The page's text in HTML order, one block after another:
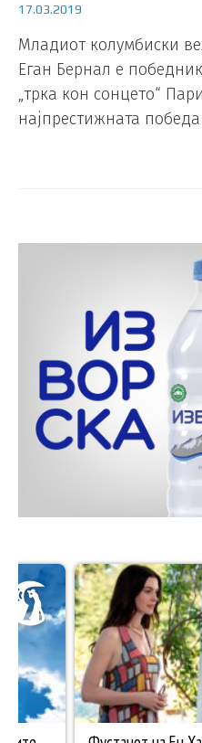
17.03.2019
Младиот колумбиски
Еган Бернал е
„трка кон сонцето“
најпрестижната